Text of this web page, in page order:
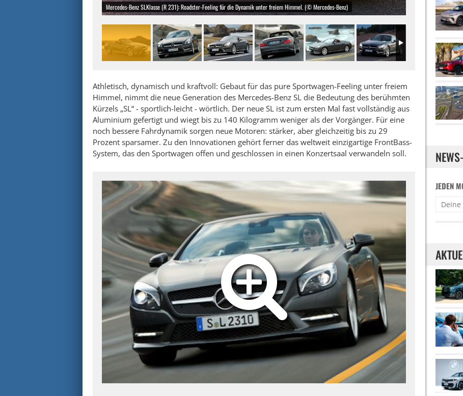
Mercedes-Benz SLKlasse (R 231): Roadster-Feeling für die Dynamik unter freiem Himmel. (© Mercedes-Benz)
Athletisch, dynamisch und kraftvoll: Gebaut für das pure Sportwagen-Feeling unter freiem
Himmel, nimmt die neue Generation des Mercedes-Benz SL die Bedeutung des berühmten
Kürzels „SL“ - sportlich-leicht - wörtlich. Der neue SL ist zum ersten Mal fast vollständig aus
Aluminium gefertigt und wiegt bis zu 140 Kilogramm weniger als der Vorgänger. Für eine
noch bessere Fahrdynamik sorgen neue Motoren: stärker, aber gleichzeitig bis zu 29
Prozent sparsamer. Zu den Innovationen gehört ferner das weltweit einzigartige FrontBass-
System, das den Sportwagen offen und geschlossen in einen Konzertsaal verwandeln soll.
JEDEN